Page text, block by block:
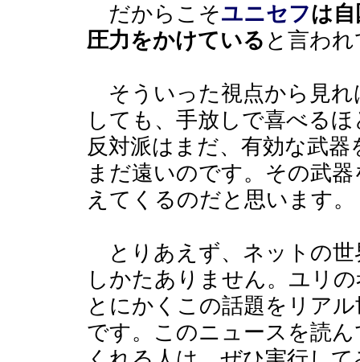
だからこそユニセフは
圧力をかけている と言わ
そういった視点から見れ
しても、手放しで喜べる
反対派はまだ、有効な武
まだ遠いのです。その武
えてくるのだと思います。
とりあえず、ネットの世
しかたありません。ユリ
とにかくこの話題をリア
です。このニュースを読